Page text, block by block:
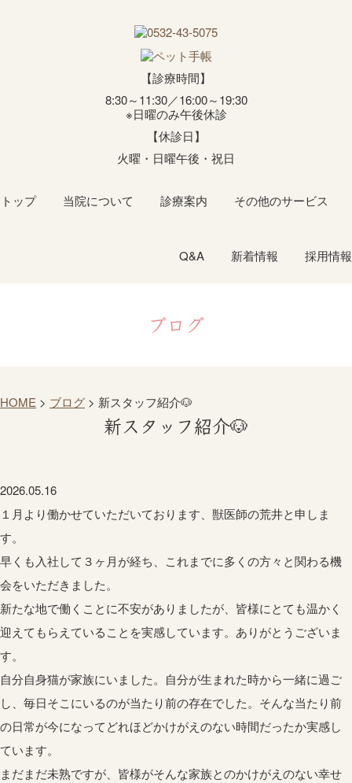
【診療時間】
8:30～11:30／16:00～19:30
※日曜のみ午後休診
【休診日】
火曜・日曜午後・祝日
トップ 当院について 診療案内 その他のサービス
Q&A 新着情報 採用情報
ブログ
HOME > ブログ > 新スタッフ紹介🐶
新スタッフ紹介🐶
2026.05.16
１月より働かせていただいております、獣医師の荒井と申しま
す。
早くも入社して３ヶ月が経ち、これまでに多くの方々と関わる機
会をいただきました。
新たな地で働くことに不安がありましたが、皆様にとても温かく
迎えてもらえていることを実感しています。ありがとうございま
す。
自分自身猫が家族にいました。自分が生まれた時から一緒に過ご
し、毎日そこにいるのが当たり前の存在でした。そんな当たり前
の日常が今になってどれほどかけがえのない時間だったか実感し
ています。
まだまだ未熟ですが、皆様がそんな家族とのかけがえのない幸せ